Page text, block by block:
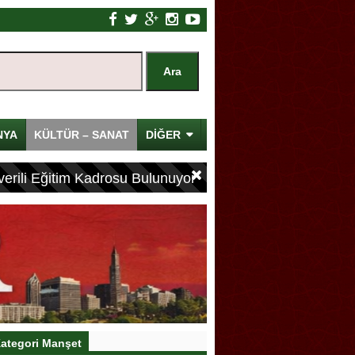
KÜLTÜR – SANAT DİĞER
Eğitim Kadrosu Bulunuyor
Manşet